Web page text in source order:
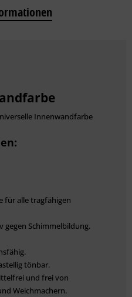
Innenwandfarbe
für alle tragfähigen
Schimmelbildung.
tönbar.
und frei von
Weichmachern.